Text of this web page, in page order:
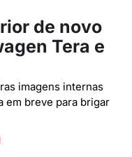
de novo
Tera e
imagens internas
em breve para brigar